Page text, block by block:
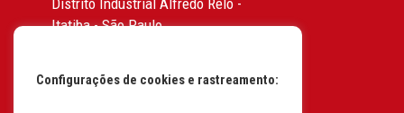
Itatiba - São Paulo
I.E: 382.096.357.1147
Configurações de cookies e rastreamento: